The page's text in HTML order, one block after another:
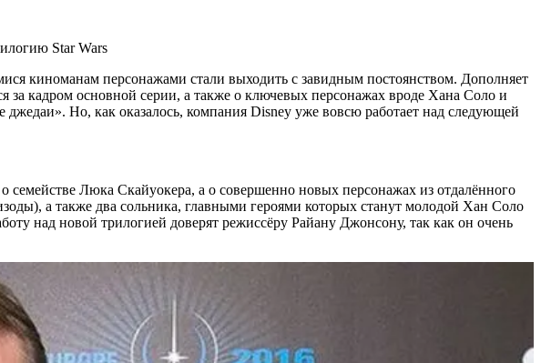
киноманам персонажами стали выходить с завидным постоянством. Дополняет
за кадром основной серии, а также о ключевых персонажах вроде Хана Соло и
Но, как оказалось, компания Disney уже вовсю работает над следующей
семействе Люка Скайуокера, а о совершенно новых персонажах из отдалённого
а также два сольника, главными героями которых станут молодой Хан Соло
над новой трилогией доверят режиссёру Райану Джонсону, так как он очень